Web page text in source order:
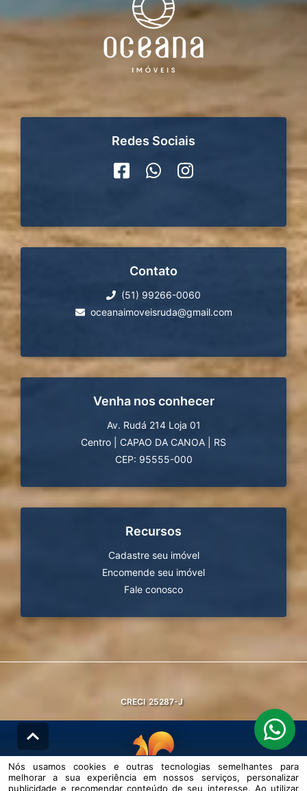
Redes Sociais
Contato
(51) 99266-0060
oceanaimoveisruda@gmail.com
Venha nos conhecer
Av. Rudá 214 Loja 01
Centro
CAPAO DA CANOA
RS
CEP: 95555-000
Recursos
Cadastre seu imóvel
Encomende seu imóvel
Fale conosco
CRECI 25287-J
© DESENVOLVIDO PELAAGIL.NET
Nós usamos cookies e outras tecnologias semelhantes para
melhorar a sua experiência em nossos serviços, personalizar
publicidade e recomendar conteúdo de seu interesse. Ao utilizar